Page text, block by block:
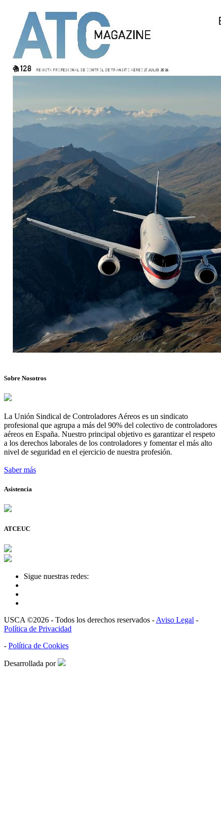
Sobre Nosotros
La Unión Sindical de Controladores Aéreos es un sindicato
profesional que agrupa a más del 90% del colectivo de controladores
aéreos en España. Nuestro principal objetivo es garantizar el respeto
a los derechos laborales de los controladores y fomentar el más alto
nivel de seguridad en el ejercicio de nuestra profesión.
Saber más
Asistencia
ATCEUC
Sigue nuestras redes:
USCA ©2026 - Todos los derechos reservados - Aviso Legal -
Política de Privacidad
- Política de Cookies
Desarrollada por